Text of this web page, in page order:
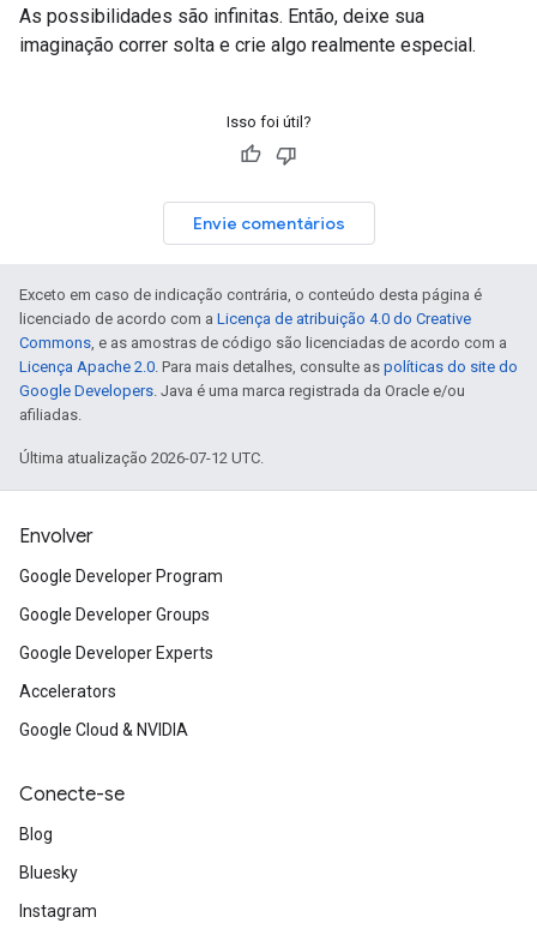
As possibilidades são infinitas. Então, deixe sua
imaginação correr solta e crie algo realmente especial.
Isso foi útil?
Envie comentários
Exceto em caso de indicação contrária, o conteúdo desta página é
licenciado de acordo com a Licença de atribuição 4.0 do Creative
Commons, e as amostras de código são licenciadas de acordo com a
Licença Apache 2.0. Para mais detalhes, consulte as políticas do site do
Google Developers. Java é uma marca registrada da Oracle e/ou
afiliadas.
Última atualização 2026-07-12 UTC.
Envolver
Google Developer Program
Google Developer Groups
Google Developer Experts
Accelerators
Google Cloud & NVIDIA
Conecte-se
Blog
Bluesky
Instagram